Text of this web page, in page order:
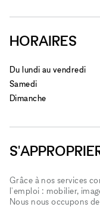
HORAIRES
Du lundi au vendredi
Samedi
Dimanche
Grâce à nos services
l'emploi : mobilier,
Nous nous occupons